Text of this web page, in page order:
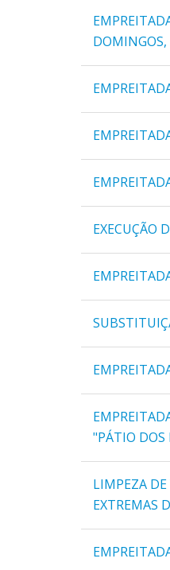
EXECUÇÃO
"PÁTIO DOS
LIMPEZA
EXTREMAS